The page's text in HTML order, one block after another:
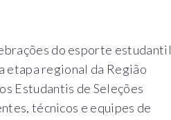
do esporte estudantil
etapa regional da Região
Estudantis de Seleções
técnicos e equipes de